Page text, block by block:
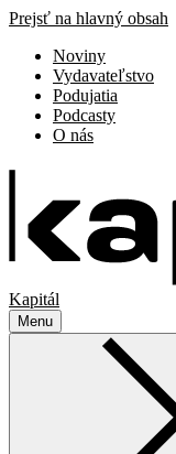
Prejsť na hlavný obsah
Noviny
Vydavateľstvo
Podujatia
Podcasty
O nás
Kapitál
Menu